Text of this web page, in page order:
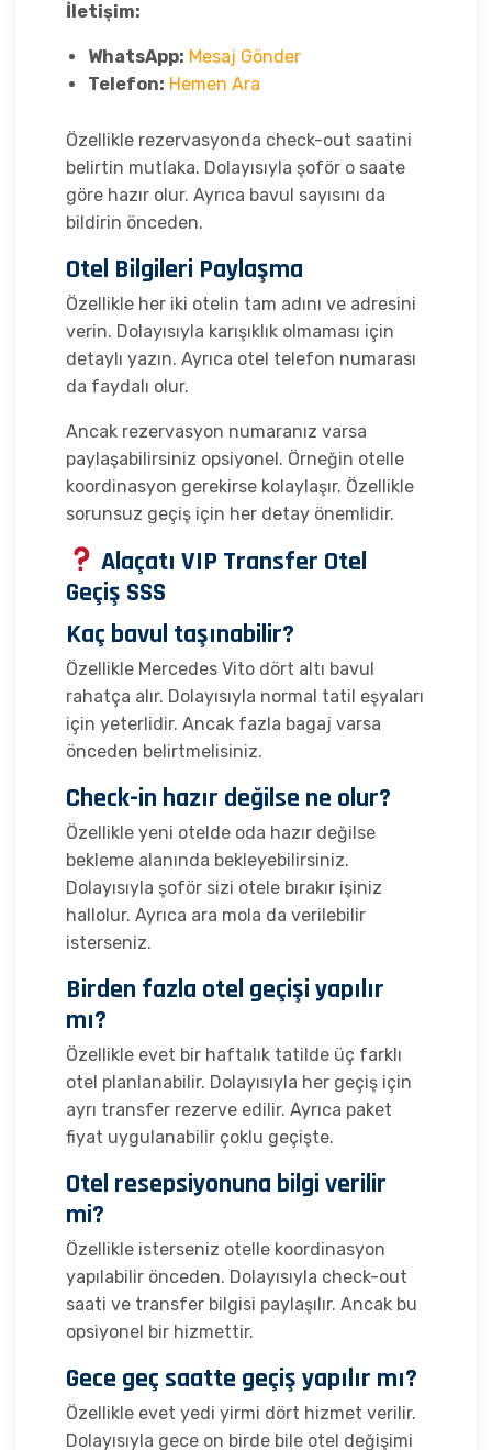
İletişim:
WhatsApp: Mesaj Gönder
Telefon: Hemen Ara
Özellikle rezervasyonda check-out saatini
belirtin mutlaka. Dolayısıyla şoför o saate
göre hazır olur. Ayrıca bavul sayısını da
bildirin önceden.
Otel Bilgileri Paylaşma
Özellikle her iki otelin tam adını ve adresini
verin. Dolayısıyla karışıklık olmaması için
detaylı yazın. Ayrıca otel telefon numarası
da faydalı olur.
Ancak rezervasyon numaranız varsa
paylaşabilirsiniz opsiyonel. Örneğin otelle
koordinasyon gerekirse kolaylaşır. Özellikle
sorunsuz geçiş için her detay önemlidir.
Alaçatı VIP Transfer Otel
Geçiş SSS
Kaç bavul taşınabilir?
Özellikle Mercedes Vito dört altı bavul
rahatça alır. Dolayısıyla normal tatil eşyaları
için yeterlidir. Ancak fazla bagaj varsa
önceden belirtmelisiniz.
Check-in hazır değilse ne olur?
Özellikle yeni otelde oda hazır değilse
bekleme alanında bekleyebilirsiniz.
Dolayısıyla şoför sizi otele bırakır işiniz
hallolur. Ayrıca ara mola da verilebilir
isterseniz.
Birden fazla otel geçişi yapılır
mı?
Özellikle evet bir haftalık tatilde üç farklı
otel planlanabilir. Dolayısıyla her geçiş için
ayrı transfer rezerve edilir. Ayrıca paket
fiyat uygulanabilir çoklu geçişte.
Otel resepsiyonuna bilgi verilir
mi?
Özellikle isterseniz otelle koordinasyon
yapılabilir önceden. Dolayısıyla check-out
saati ve transfer bilgisi paylaşılır. Ancak bu
opsiyonel bir hizmettir.
Gece geç saatte geçiş yapılır mı?
Özellikle evet yedi yirmi dört hizmet verilir.
Dolayısıyla gece on birde bile otel değişimi